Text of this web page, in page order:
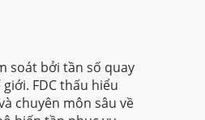
soát bởi tần số quay
FDC thấu hiểu
chuyên môn sâu về